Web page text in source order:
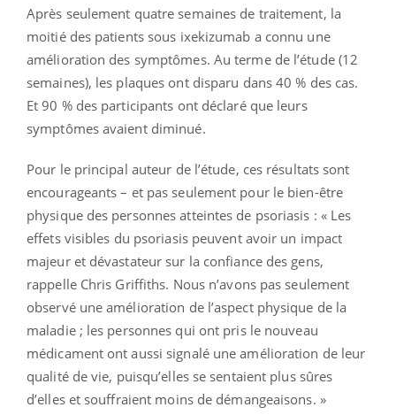
Après seulement quatre semaines de traitement, la
moitié des patients sous ixekizumab a connu une
amélioration des symptômes. Au terme de l’étude (12
semaines), les plaques ont disparu dans 40 % des cas.
Et 90 % des participants ont déclaré que leurs
symptômes avaient diminué.
Pour le principal auteur de l’étude, ces résultats sont
encourageants – et pas seulement pour le bien-être
physique des personnes atteintes de psoriasis : « Les
effets visibles du psoriasis peuvent avoir un impact
majeur et dévastateur sur la confiance des gens,
rappelle Chris Griffiths. Nous n’avons pas seulement
observé une amélioration de l’aspect physique de la
maladie ; les personnes qui ont pris le nouveau
médicament ont aussi signalé une amélioration de leur
qualité de vie, puisqu’elles se sentaient plus sûres
d’elles et souffraient moins de démangeaisons. »